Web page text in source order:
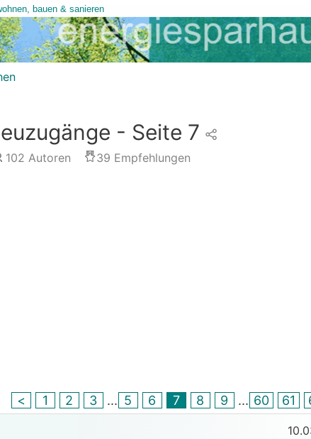
- Seite 7
102 Autoren 39 Empfehlungen
< 1 2 3 ... 5 6 7 8 9 ... 60 61